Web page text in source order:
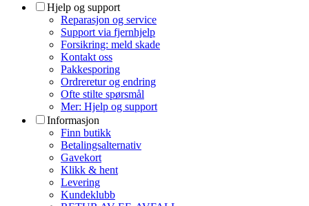
Hjelp og support
Reparasjon og service
Support via fjernhjelp
Forsikring: meld skade
Kontakt oss
Pakkesporing
Ordreretur og endring
Ofte stilte spørsmål
Mer: Hjelp og support
Informasjon
Finn butikk
Betalingsalternativ
Gavekort
Klikk & hent
Levering
Kundeklubb